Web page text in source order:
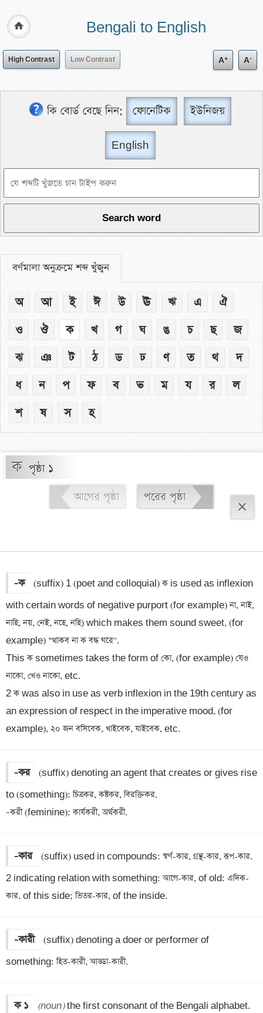
Bengali to English
High Contrast Low Contrast A+ A-
কি বোর্ড বেছে নিন: ফোনেটিক ইউনিজয়
English
বর্ণমালা অনুক্রমে শব্দ খুঁজুন
অ আ ই ঈ উ ঊ ঋ এ
ঐ
ও
ঔ ক খ গ ঘ ঙ চ ছ
জ
ঝ
ঞ ট ঠ ড ঢ ণ ত থ
দ
ধ
ন প ফ ব ভ ম য র
ল
শ
ষ স হ
ক পৃষ্ঠা ১
আগের পৃষ্ঠা
পরের পৃষ্ঠা
×
-ক
(suffix) 1 (poet and colloquial) ক is used as inflexion
with certain words of negative purport (for example) না, নাই,
নাহি, নয়, নেই, নহে, নহি) which makes them sound sweet, (for
example) “থাকব না ক বদ্ধ ঘরে".
This ক sometimes takes the form of কো, (for example) যেও
নাকো, খেও নাকো, etc.
2 ক was also in use as verb inflexion in the 19th century as
an expression of respect in the imperative mood, (for
example), ২০ জন বসিবেক, খাইবেক, যাইবেক, etc.
-কর
(suffix) denoting an agent that creates or gives rise
to (something): চিত্রকর, কষ্টকর, বিরক্তিকর.
–করী (feminine): কার্যকরী, অর্থকরী.
-কার
(suffix) used in compounds: স্বর্ণ-কার, গ্রন্থ-কার, রূপ-কার.
2 indicating relation with something: আগে-কার, of old: এদিক-
কার, of this side; ভিতর-কার, of the inside.
-কারী
(suffix) denoting a doer or performer of
something: হিত-কারী, আড্ডা-কারী.
ক ১ (noun) the first consonant of the Bengali alphabet.